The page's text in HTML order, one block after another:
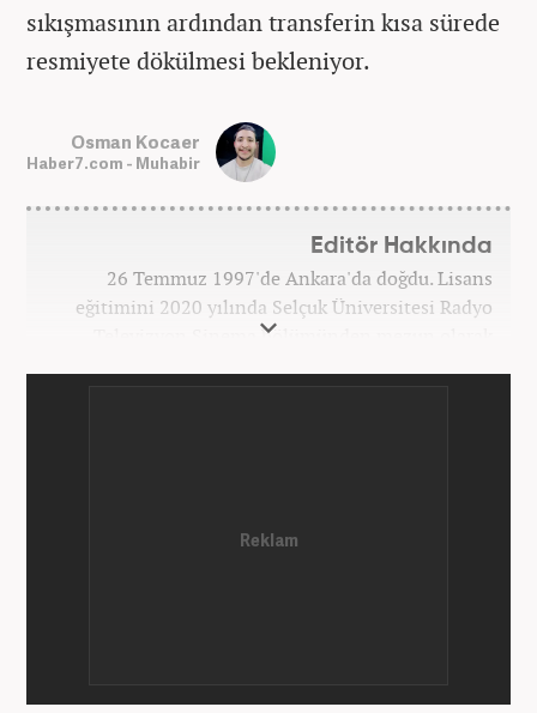
sıkışmasının ardından transferin kısa sürede
resmiyete dökülmesi bekleniyor.
Osman Kocaer
Haber7.com - Muhabir
Editör Hakkında
26 Temmuz 1997'de Ankara'da doğdu. Lisans
eğitimini 2020 yılında Selçuk Üniversitesi Radyo
Televizyon Sinema bölümünden mezun olarak